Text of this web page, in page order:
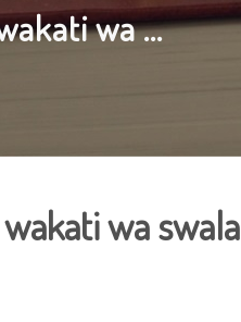
wa ...
wa swala